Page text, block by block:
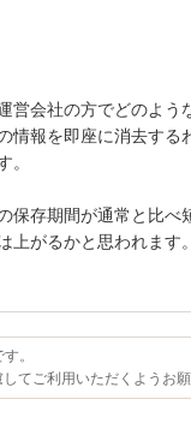
営会社の方でどのよう
情報を即座に消去する
。
保存期間が通常と比べ
がるかと思われます。
。
てご利用いただくようお願